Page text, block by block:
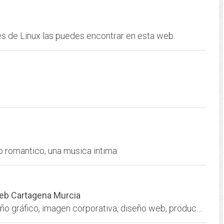
de Linux las puedes encontrar en esta web.
romantico, una musica intima.
Cartagena Murcia